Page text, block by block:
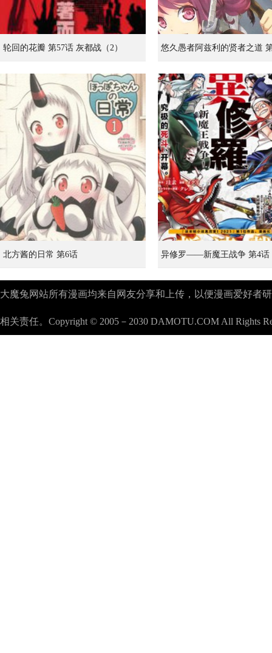
轮回的花瓣 第57话 灰都战（2） 悠久愚者阿兹利的贤者之道
北方酱的日常 第6话 异修罗——新魔王战争 第4话
大魔兔网站所有漫画均来自网友分享和上传，以便漫画爱好者
相关责任。Copyright © 2005－2030 DAMOTU.COM All Rights